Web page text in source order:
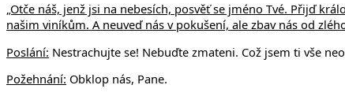
„Otče náš, jenž jsi na nebesích, posvěť se jméno Tvé. Přijď
našim viníkům. A neuveď nás v pokušení, ale zbav nás od
Poslání: Nestrachujte se! Nebuďte zmateni. Což jsem ti vše
Požehnání: Obklop nás, Pane.